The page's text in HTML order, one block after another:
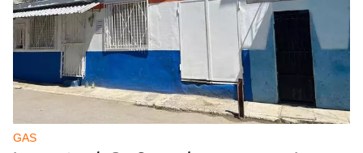
GUERRA
Ucrania ataca otro centro logístico del Amazon
ruso, esta vez en los Urales
GAS